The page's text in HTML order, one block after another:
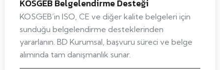
KOSGEB Belgelendirme Desteği
KOSGEB’in ISO, CE ve diğer kalite belgeleri için
sunduğu belgelendirme desteklerinden
yararlanın. BD Kurumsal, başvuru süreci ve belge
alımında tam danışmanlık sunar.